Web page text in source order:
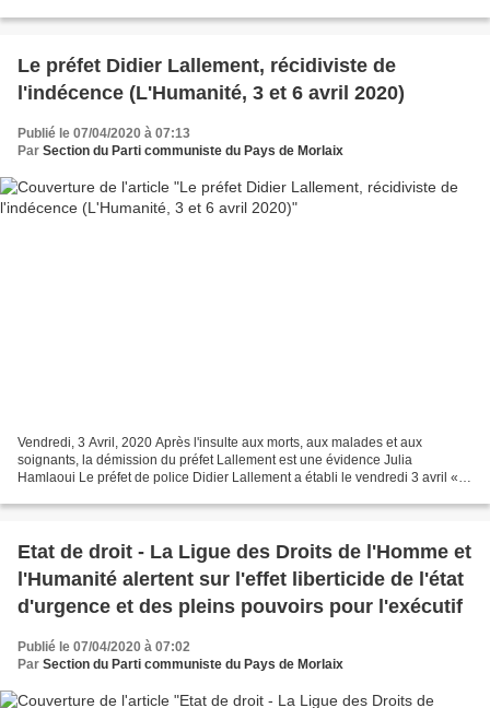
Le préfet Didier Lallement, récidiviste de
l'indécence (L'Humanité, 3 et 6 avril 2020)
Publié le 07/04/2020 à 07:13
Par Section du Parti communiste du Pays de Morlaix
Vendredi, 3 Avril, 2020 Après l'insulte aux morts, aux malades et aux
soignants, la démission du préfet Lallement est une évidence Julia
Hamlaoui Le préfet de police Didier Lallement a établi le vendredi 3 avril «
Etat de droit - La Ligue des Droits de l'Homme et
l'Humanité alertent sur l'effet liberticide de l'état
d'urgence et des pleins pouvoirs pour l'exécutif
Publié le 07/04/2020 à 07:02
Par Section du Parti communiste du Pays de Morlaix